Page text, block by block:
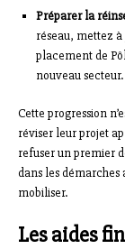
Préparer la
réseau, mettez
placement de
nouveau secteur.
Cette progression
réviser leur projet
refuser un premier
dans les démarches
mobiliser.
Les aides